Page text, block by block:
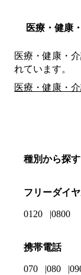
医療・健康
医療・健康・
れています。
医療・健康・
種別から探す
フリーダイ
0120 0800
携帯電話
070 080